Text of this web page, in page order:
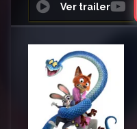
Ver trailer